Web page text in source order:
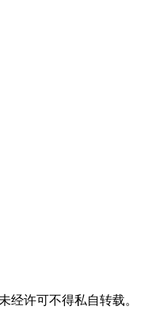
经许可不得私自转载。